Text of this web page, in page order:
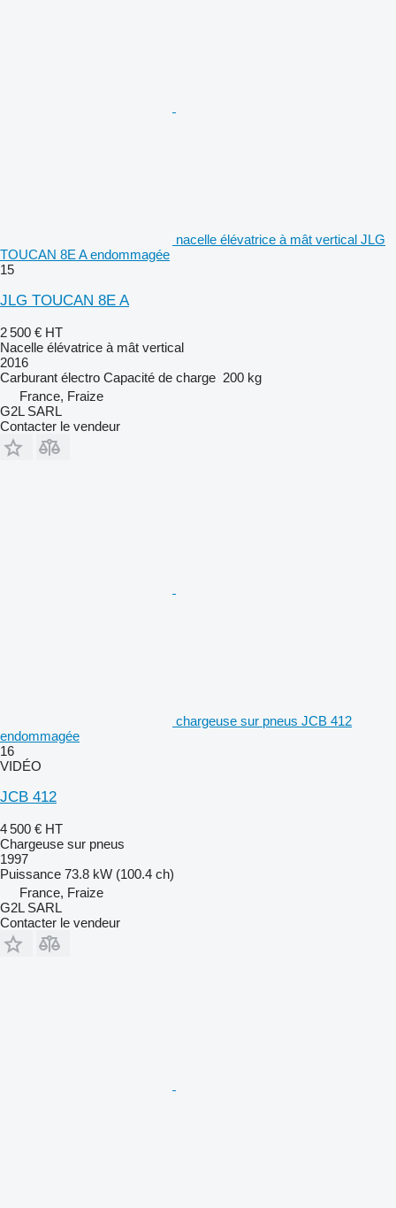
nacelle élévatrice à mât vertical JLG
TOUCAN 8E A endommagée
15
JLG TOUCAN 8E A
2 500 € HT
Nacelle élévatrice à mât vertical
2016
Carburant électro Capacité de charge 200 kg
France, Fraize
G2L SARL
Contacter le vendeur
chargeuse sur pneus JCB 412
endommagée
16
VIDÉO
JCB 412
4 500 € HT
Chargeuse sur pneus
1997
Puissance 73.8 kW (100.4 ch)
France, Fraize
G2L SARL
Contacter le vendeur